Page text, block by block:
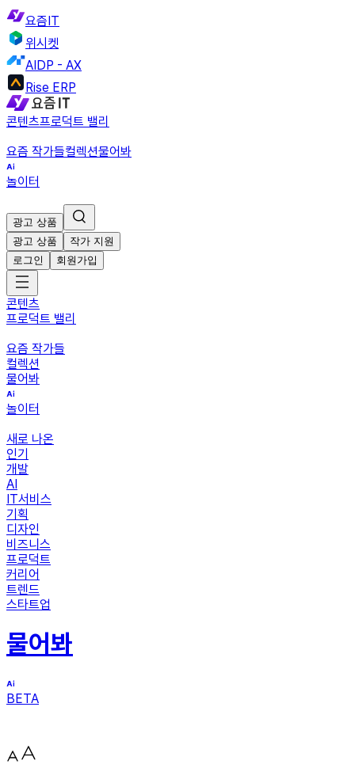
요즘IT
위시켓
AIDP - AX
Rise ERP
콘텐츠프로덕트 밸리
요즘 작가들컬렉션물어봐
놀이터
광고 상품
광고 상품
작가 지원
로그인
회원가입
콘텐츠
프로덕트 밸리
요즘 작가들
컬렉션
물어봐
놀이터
새로 나온
인기
개발
AI
IT서비스
기획
디자인
비즈니스
프로덕트
커리어
트렌드
스타트업
물어봐
BETA